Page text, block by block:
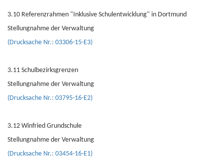
3.10 Referenzrahmen "Inklusive Schulentwicklung" in Dortmund
Stellungnahme der Verwaltung
(Drucksache Nr.: 03306-15-E3)
3.11 Schulbezirksgrenzen
Stellungnahme der Verwaltung
(Drucksache Nr.: 03795-16-E2)
3.12 Winfried Grundschule
Stellungnahme der Verwaltung
(Drucksache Nr.: 03454-16-E1)